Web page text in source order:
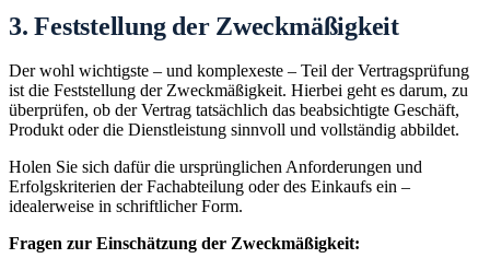
3. Feststellung der Zweckmäßigkeit
Der wohl wichtigste – und komplexeste – Teil der Vertragsprüfung
ist die Feststellung der Zweckmäßigkeit. Hierbei geht es darum, zu
überprüfen, ob der Vertrag tatsächlich das beabsichtigte Geschäft,
Produkt oder die Dienstleistung sinnvoll und vollständig abbildet.
Holen Sie sich dafür die ursprünglichen Anforderungen und
Erfolgskriterien der Fachabteilung oder des Einkaufs ein –
idealerweise in schriftlicher Form.
Fragen zur Einschätzung der Zweckmäßigkeit: